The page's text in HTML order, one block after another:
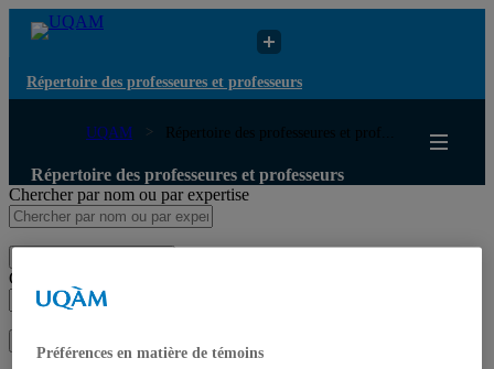
Répertoire des professeures et professeurs
UQAM Répertoire des professeures et prof...
Répertoire des professeures et professeurs
Chercher par nom ou par expertise
Chercher par nom ou par expertise
Préférences en matière de témoins